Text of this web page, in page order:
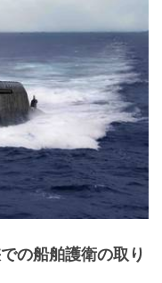
の船舶護衛の取り